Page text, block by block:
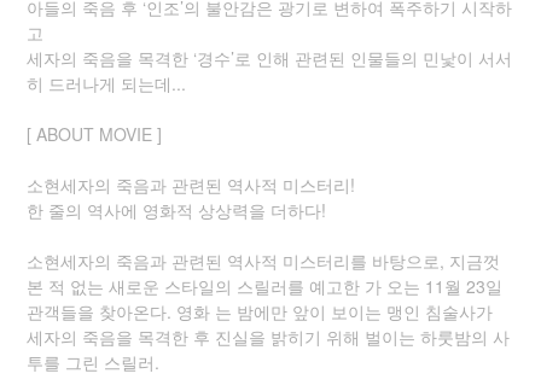
아들의 죽음 후 ‘인조’의 불안감은 광기로 변하여 폭주하기 시작하
고
세자의 죽음을 목격한 ‘경수’로 인해 관련된 인물들의 민낯이 서서
히 드러나게 되는데...
[ ABOUT MOVIE ]
소현세자의 죽음과 관련된 역사적 미스터리!
한 줄의 역사에 영화적 상상력을 더하다!
소현세자의 죽음과 관련된 역사적 미스터리를 바탕으로, 지금껏
본 적 없는 새로운 스타일의 스릴러를 예고한 가 오는 11월 23일
관객들을 찾아온다. 영화 는 밤에만 앞이 보이는 맹인 침술사가
세자의 죽음을 목격한 후 진실을 밝히기 위해 벌이는 하룻밤의 사
투를 그린 스릴러.